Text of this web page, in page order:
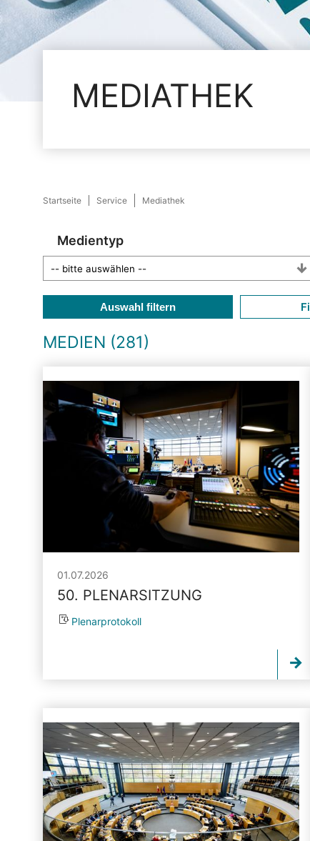
MEDIATHEK
Startseite Service Mediathek
Medientyp
Auswahl filtern
MEDIEN (281)
01.07.2026
50. PLENARSITZUNG
Plenarprotokoll